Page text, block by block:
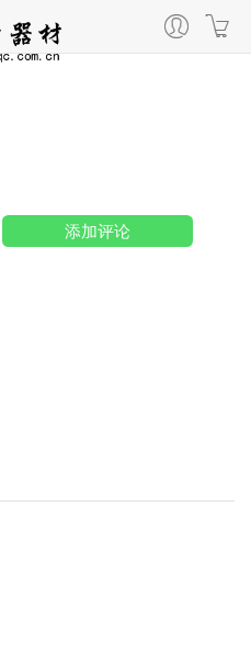
添加评论